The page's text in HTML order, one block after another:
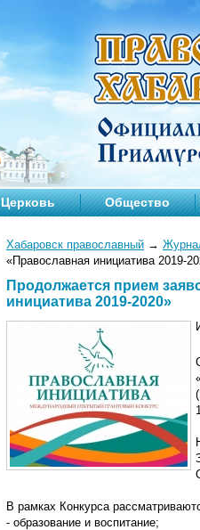
Церковь Общество
Хабаровск православный →
«Православная инициатива 2019-
Продолжается прием
инициатива 2019-2020»
В рамках Конкурса
- образование и воспитание;